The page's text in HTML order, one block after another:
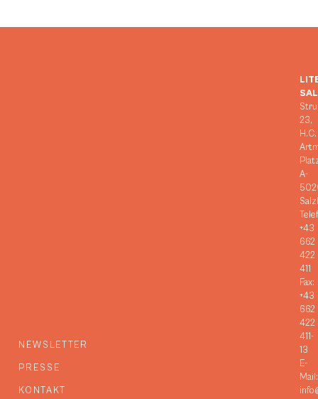
NEWSLETTER
PRESSE
KONTAKT
23,
H.C.
A-
+43
662
422
411
Fax:
+43
662
422
411-
13
E-
Mail: